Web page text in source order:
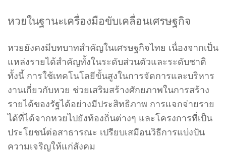
หวยในฐานะเครื่องมือขับเคลื่อนเศรษฐกิจ
หวยยังคงมีบทบาทสำคัญในเศรษฐกิจไทย เนื่องจากเป็น
แหล่งรายได้สำคัญทั้งในระดับส่วนตัวและระดับชาติ
ทั้งนี้ การใช้เทคโนโลยีขั้นสูงในการจัดการและบริหาร
งานเกี่ยวกับหวย ช่วยเสริมสร้างศักยภาพในการสร้าง
รายได้ของรัฐได้อย่างมีประสิทธิภาพ การแจกจ่ายราย
ได้ที่ได้จากหวยไปยังท้องถิ่นต่างๆ และโครงการที่เป็น
ประโยชน์ต่อสาธารณะ เปรียบเสมือนวิธีการแบ่งปัน
ความเจริญให้แก่สังคม